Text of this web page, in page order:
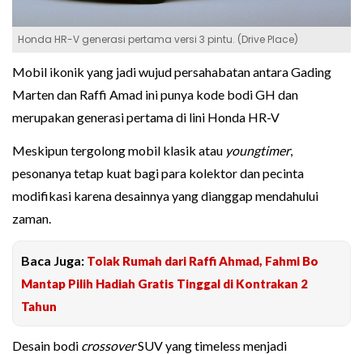
Honda HR-V generasi pertama versi 3 pintu. (Drive Place)
Mobil ikonik yang jadi wujud persahabatan antara Gading
Marten dan Raffi Amad ini punya kode bodi GH dan
merupakan generasi pertama di lini Honda HR-V
Meskipun tergolong mobil klasik atau youngtimer,
pesonanya tetap kuat bagi para kolektor dan pecinta
modifikasi karena desainnya yang dianggap mendahului
zaman.
Baca Juga: Tolak Rumah dari Raffi Ahmad, Fahmi Bo
Mantap Pilih Hadiah Gratis Tinggal di Kontrakan 2
Tahun
Desain bodi crossoverSUV yang timeless menjadi